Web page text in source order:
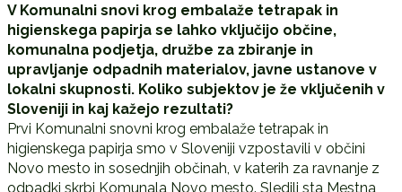
V Komunalni snovi krog embalaže tetrapak in
higienskega papirja se lahko vključijo občine,
komunalna podjetja, družbe za zbiranje in
upravljanje odpadnih materialov, javne ustanove v
lokalni skupnosti. Koliko subjektov je že vključenih v
Sloveniji in kaj kažejo rezultati?
Prvi Komunalni snovni krog embalaže tetrapak in
higienskega papirja smo v Sloveniji vzpostavili v občini
Novo mesto in sosednjih občinah, v katerih za ravnanje z
odpadki skrbi Komunala Novo mesto. Sledili sta Mestna